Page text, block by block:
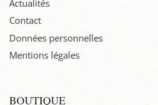
Actualités
Contact
Données personnelles
Mentions légales
BOUTIQUE